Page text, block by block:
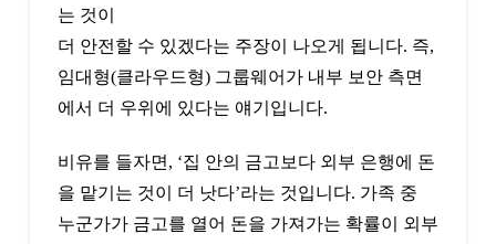
는 것이
더 안전할 수 있겠다는 주장이 나오게 됩니다. 즉,
임대형(클라우드형) 그룹웨어가 내부 보안 측면
에서 더 우위에 있다는 얘기입니다.
비유를 들자면, ‘집 안의 금고보다 외부 은행에 돈
을 맡기는 것이 더 낫다’라는 것입니다. 가족 중
누군가가 금고를 열어 돈을 가져가는 확률이 외부